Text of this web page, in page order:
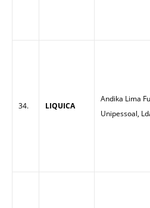
34. LIQUICA
Andika Lima
Unipessoal,